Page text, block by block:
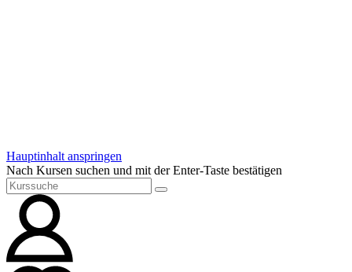
Hauptinhalt anspringen
Nach Kursen suchen und mit der Enter-Taste bestätigen